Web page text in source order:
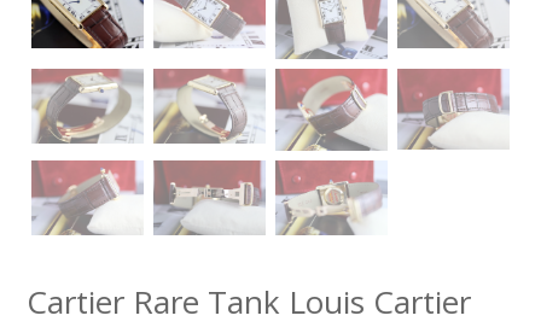
Cartier Rare Tank Louis Cartier